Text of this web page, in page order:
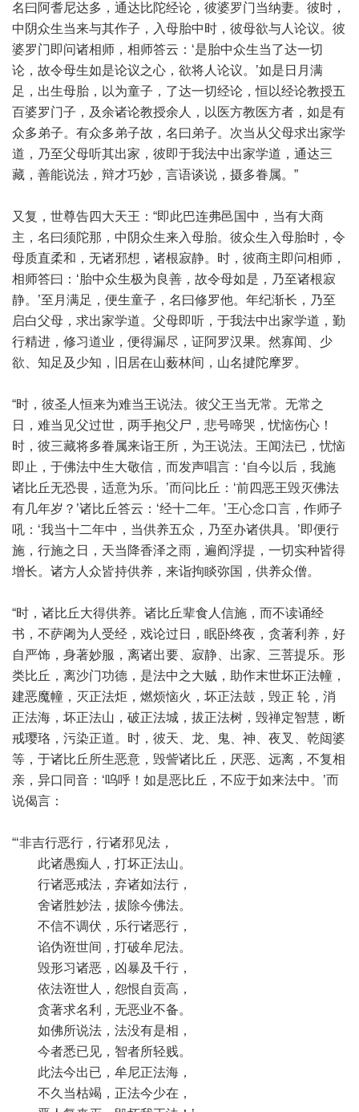
名曰阿耆尼达多，通达比陀经论，彼婆罗门当纳妻。彼时，
中阴众生当来与其作子，入母胎中时，彼母欲与人论议。彼
婆罗门即问诸相师，相师答云：‘是胎中众生当了达一切
论，故令母生如是论议之心，欲将人论议。’如是日月满
足，出生母胎，以为童子，了达一切经论，恒以经论教授五
百婆罗门子，及余诸论教授余人，以医方教医方者，如是有
众多弟子。有众多弟子故，名曰弟子。次当从父母求出家学
道，乃至父母听其出家，彼即于我法中出家学道，通达三
藏，善能说法，辩才巧妙，言语谈说，摄多眷属。”
又复，世尊告四大天王：“即此巴连弗邑国中，当有大商
主，名曰须陀那，中阴众生来入母胎。彼众生入母胎时，令
母质直柔和，无诸邪想，诸根寂静。时，彼商主即问相师，
相师答曰：‘胎中众生极为良善，故令母如是，乃至诸根寂
静。’至月满足，便生童子，名曰修罗他。年纪渐长，乃至
启白父母，求出家学道。父母即听，于我法中出家学道，勤
行精进，修习道业，便得漏尽，证阿罗汉果。然寡闻、少
欲、知足及少知，旧居在山薮林间，山名揵陀摩罗。
“时，彼圣人恒来为难当王说法。彼父王当无常。无常之
日，难当见父过世，两手抱父尸，悲号啼哭，忧恼伤心！
时，彼三藏将多眷属来诣王所，为王说法。王闻法已，忧恼
即止，于佛法中生大敬信，而发声唱言：‘自今以后，我施
诸比丘无恐畏，适意为乐。’而问比丘：‘前四恶王毁灭佛法
有几年岁？’诸比丘答云：‘经十二年。’王心念口言，作师子
吼：‘我当十二年中，当供养五众，乃至办诸供具。’即便行
施，行施之日，天当降香泽之雨，遍阎浮提，一切实种皆得
增长。诸方人众皆持供养，来诣拘睒弥国，供养众僧。
“时，诸比丘大得供养。诸比丘辈食人信施，而不读诵经
书，不萨阇为人受经，戏论过日，眠卧终夜，贪著利养，好
自严饰，身著妙服，离诸出要、寂静、出家、三菩提乐。形
类比丘，离沙门功德，是法中之大贼，助作末世坏正法幢，
建恶魔幢，灭正法炬，燃烦恼火，坏正法鼓，毁正 轮，消
正法海，坏正法山，破正法城，拔正法树，毁禅定智慧，断
戒璎珞，污染正道。时，彼天、龙、鬼、神、夜叉、乾闼婆
等，于诸比丘所生恶意，毁訾诸比丘，厌恶、远离，不复相
亲，异口同音：‘呜呼！如是恶比丘，不应于如来法中。’而
说偈言：
“‘非吉行恶行，行诸邪见法，
此诸愚痴人，打坏正法山。
行诸恶戒法，弃诸如法行，
舍诸胜妙法，拔除今佛法。
不信不调伏，乐行诸恶行，
谄伪诳世间，打破牟尼法。
毁形习诸恶，凶暴及千行，
依法诳世人，怨恨自贡高，
贪著求名利，无恶业不备。
如佛所说法，法没有是相，
今者悉已见，智者所轻贱。
此法今出已，牟尼正法海，
不久当枯竭，正法今少在，